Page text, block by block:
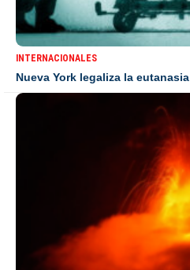
INTERNACIONALES
Nueva York legaliza la eutanasia